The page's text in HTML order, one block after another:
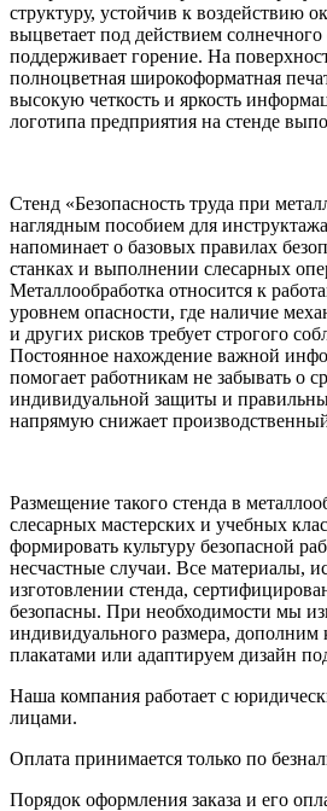
структуру, устойчив к воздействию
выцветает под действием солнечного
поддерживает горение. На
полноцветная широкоформатная
высокую четкость и яркость
логотипа предприятия на стенде
Стенд «Безопасность труда при
наглядным пособием для
напоминает о базовых правилах
станках и выполнении слесарных
Металлообработка относится к
уровнем опасности, где наличие
и других рисков требует строгого
Постоянное нахождение важной
помогает работникам не забывать о
индивидуальной защиты и
напрямую снижает
Размещение такого стенда в
слесарных мастерских и учебных
формировать культуру безопасной
несчастные случаи. Все материалы,
изготовлении стенда,
безопасны. При необходимости мы
индивидуального размера,
плакатами или адаптируем дизайн
Наша компания работает с
лицами.
Оплата принимается только по
Порядок оформления заказа и его